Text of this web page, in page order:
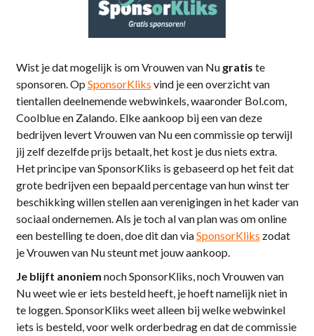
Wist je dat mogelijk is om Vrouwen van Nu gratis te
sponsoren. Op SponsorKliks vind je een overzicht van
tientallen deelnemende webwinkels, waaronder Bol.com,
Coolblue en Zalando. Elke aankoop bij een van deze
bedrijven levert Vrouwen van Nu een commissie op terwijl
jij zelf dezelfde prijs betaalt, het kost je dus niets extra.
Het principe van SponsorKliks is gebaseerd op het feit dat
grote bedrijven een bepaald percentage van hun winst ter
beschikking willen stellen aan verenigingen in het kader van
sociaal ondernemen. Als je toch al van plan was om online
een bestelling te doen, doe dit dan viaSponsorKliks zodat
je Vrouwen van Nu steunt met jouw aankoop.
Je blijft anoniem noch SponsorKliks, noch Vrouwen van
Nu weet wie er iets besteld heeft, je hoeft namelijk niet in
te loggen. SponsorKliks weet alleen bij welke webwinkel
iets is besteld, voor welk orderbedrag en dat de commissie